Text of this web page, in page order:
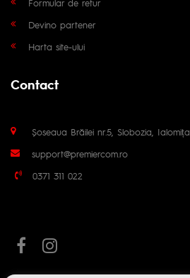
Devino partener
Harta site-ului
Contact
Șoseaua Brăilei nr.5, Slobozia, Ialomița
support@premiercom.ro
0371 311 022